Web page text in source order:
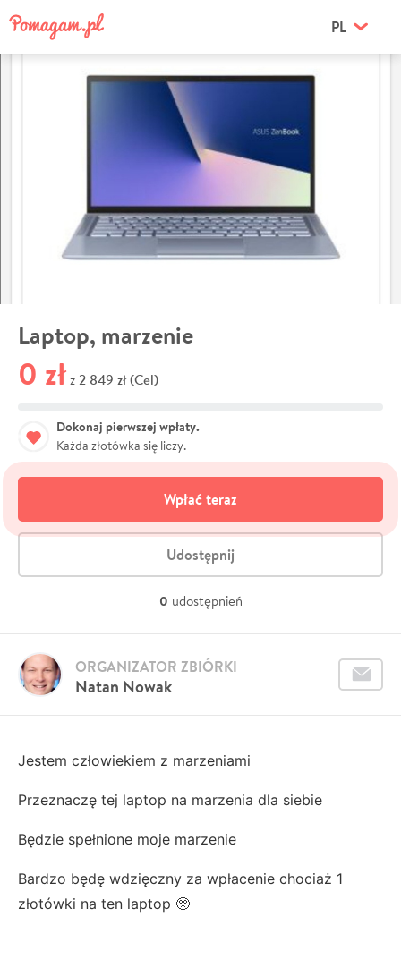
PL
Laptop, marzenie
0 zł z 2 849 zł (Cel)
Dokonaj pierwszej wpłaty.
Każda złotówka się liczy.
Wpłać teraz
Udostępnij
0 udostępnień
Natan Nowak
ORGANIZATOR ZBIÓRKI
Jestem człowiekiem z marzeniami
Przeznaczę tej laptop na marzenia dla siebie
Będzie spełnione moje marzenie
Bardzo będę wdzięczny za wpłacenie chociaż 1
złotówki na ten laptop 🥺